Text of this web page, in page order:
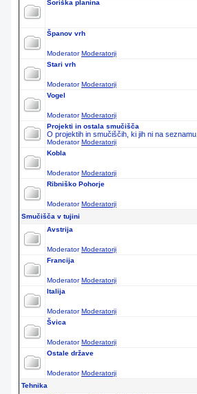
Soriška planina
Španov vrh
ModeratorModeratorji
Stari vrh
ModeratorModeratorji
Vogel
ModeratorModeratorji
Projekti in ostala smučišča
O projektih in smučiščih, ki jih ni na seznamu.
ModeratorModeratorji
Kobla
ModeratorModeratorji
Ribniško Pohorje
ModeratorModeratorji
Smučišča v tujini
Avstrija
ModeratorModeratorji
Francija
ModeratorModeratorji
Italija
ModeratorModeratorji
Švica
ModeratorModeratorji
Ostale države
ModeratorModeratorji
Tehnika